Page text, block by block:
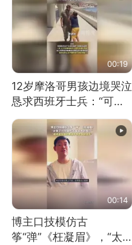
00:19
12岁摩洛哥男孩边境哭泣
恳求西班牙士兵：“可不
可以不要把我遣返回国”
00:14
博主口技模仿古
筝“弹”《枉凝眉》，“太